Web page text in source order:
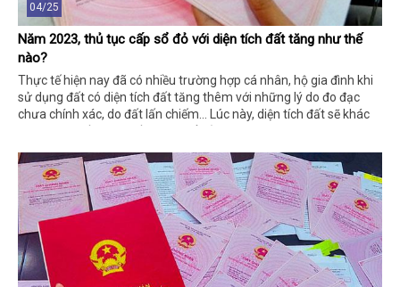
04/25
Năm 2023, thủ tục cấp sổ đỏ với diện tích đất tăng như thế
nào?
Thực tế hiện nay đã có nhiều trường hợp cá nhân, hộ gia đình khi
sử dụng đất có diện tích đất tăng thêm với những lý do đo đạc
chưa chính xác, do đất lấn chiếm… Lúc này, diện tích đất sẽ khác